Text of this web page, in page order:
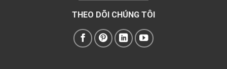
THEO DÕI CHÚNG TÔI